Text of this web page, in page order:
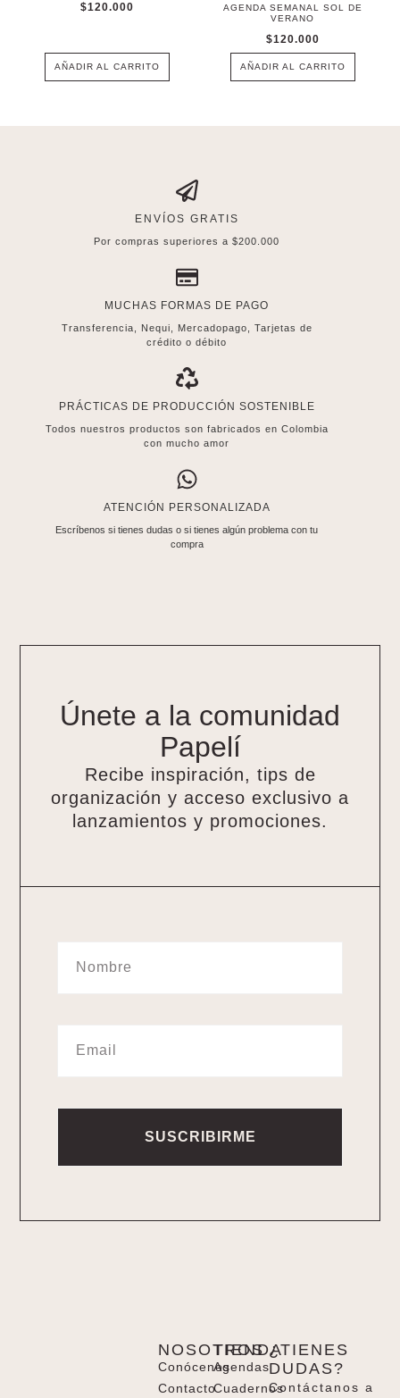
$120.000
AÑADIR AL CARRITO
AGENDA SEMANAL SOL DE
VERANO
$120.000
AÑADIR AL CARRITO
ENVÍOS GRATIS
Por compras superiores a $200.000
MUCHAS FORMAS DE PAGO
Transferencia, Nequi, Mercadopago, Tarjetas de
crédito o débito
PRÁCTICAS DE PRODUCCIÓN SOSTENIBLE
Todos nuestros productos son fabricados en Colombia
con mucho amor
ATENCIÓN PERSONALIZADA
Escríbenos si tienes dudas o si tienes algún problema con tu
compra
Únete a la comunidad
Papelí
Recibe inspiración, tips de
organización y acceso exclusivo a
lanzamientos y promociones.
SUSCRIBIRME
TIENDA
Agendas
Cuadernos
NOSOTROS
Conócenos
Contacto
¿TIENES
DUDAS?
Contáctanos a